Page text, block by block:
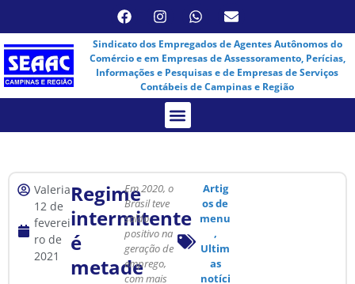
Sindicato dos Empregados de Agentes Autônomos do
Comércio e em Empresas de Assessoramento, Perícias,
Informações e Pesquisas e de Empresas de Serviços
Contábeis de Campinas e Região
Valeria
12 de
feverei
ro de
2021
Regime
intermitente
é
metade
Em 2020, o
Brasil teve
saldo
positivo na
geração de
emprego,
com mais
Artig
os de
menu
,
Ultim
as
notíci